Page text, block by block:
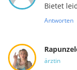
Bietet
Antworten
ärztin